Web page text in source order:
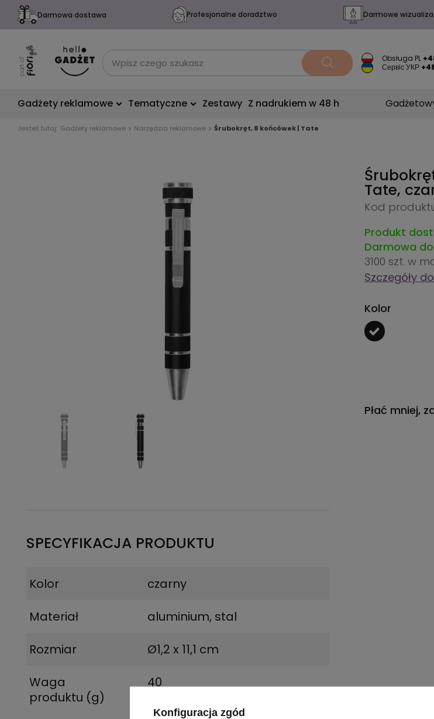
Darmowa dostawa Profesjonalne doradztwo Darmowe
Obsługa PL
Сервіс УКР
Gadżety reklamowe Tematyczne Zestawy Z nadrukiem w 48 h
Jesteś tutaj: Gadżety reklamowe Narzędzia reklamowe Śrubokręt, 8 końcówek | Tate
SPECYFIKACJA PRODUKTU
Kolor
czarny
Materiał
aluminium, stal
Rozmiar
Ø1,2 x 11,1 cm
Waga
produktu (g)
40
Tate,
Kod
Produkt
Darmowa
3100 szt. w
Szczegóły
Kolor
Płać mniej,
Konfiguracja zgód